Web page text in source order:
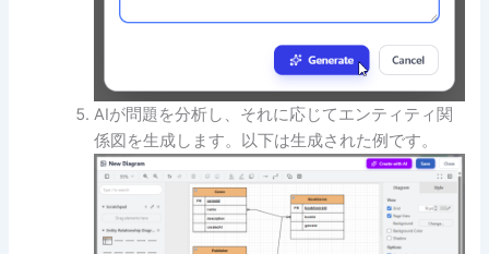
AIが問題を分析し、それに応じてエンティティ関
係図を生成します。以下は生成された例です。